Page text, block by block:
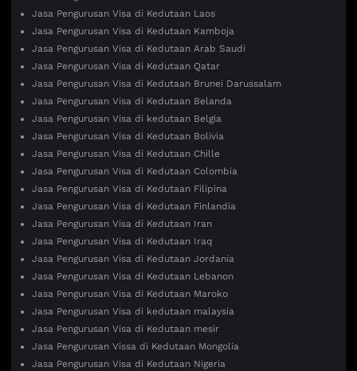
Jasa Pengurusan Visa di Kedutaan Laos
Jasa Pengurusan Visa di Kedutaan Kamboja
Jasa Pengurusan Visa di Kedutaan Arab Saudi
Jasa Pengurusan Visa di Kedutaan Qatar
Jasa Pengurusan Visa di Kedutaan Brunei Darussalam
Jasa Pengurusan Visa di Kedutaan Belanda
Jasa Pengurusan Visa di kedutaan Belgia
Jasa Pengurusan Visa di Kedutaan Bolivia
Jasa Pengurusan Visa di Kedutaan Chille
Jasa Pengurusan Visa di Kedutaan Colombia
Jasa Pengurusan Visa di Kedutaan Filipina
Jasa Pengurusan Visa di Kedutaan Finlandia
Jasa Pengurusan Visa di Kedutaan Iran
Jasa Pengurusan Visa di Kedutaan Iraq
Jasa Pengurusan Visa di Kedutaan Jordania
Jasa Pengurusan Visa di Kedutaan Lebanon
Jasa Pengurusan Visa di Kedutaan Maroko
Jasa Pengurusan Visa di kedutaan malaysia
Jasa Pengurusan Visa di Kedutaan mesir
Jasa Pengurusan Vissa di Kedutaan Mongolia
Jasa Pengurusan Visa di Kedutaan Nigeria